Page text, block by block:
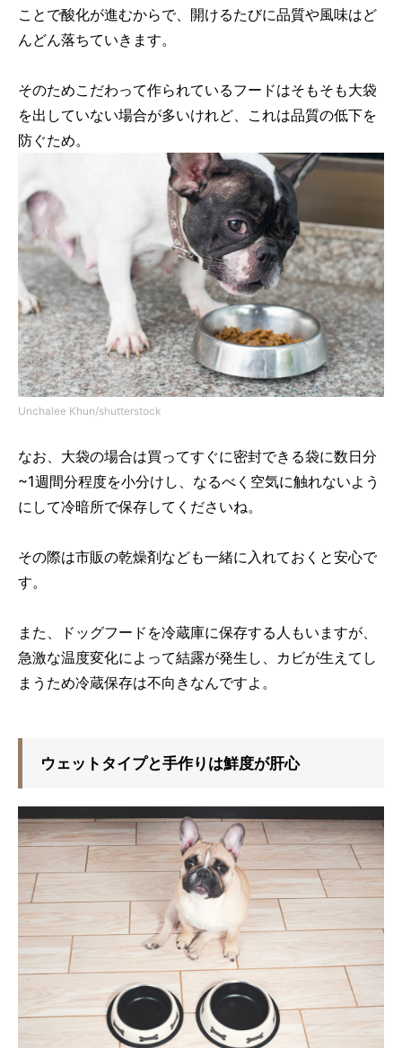
ことで酸化が進むからで、開けるたびに品質や風味はど
んどん落ちていきます。
そのためこだわって作られているフードはそもそも大袋
を出していない場合が多いけれど、これは品質の低下を
防ぐため。
Unchalee Khun/shutterstock
なお、大袋の場合は買ってすぐに密封できる袋に数日分
~1週間分程度を小分けし、なるべく空気に触れないよう
にして冷暗所で保存してくださいね。
その際は市販の乾燥剤なども一緒に入れておくと安心で
す。
また、ドッグフードを冷蔵庫に保存する人もいますが、
急激な温度変化によって結露が発生し、カビが生えてし
まうため冷蔵保存は不向きなんですよ。
ウェットタイプと手作りは鮮度が肝心